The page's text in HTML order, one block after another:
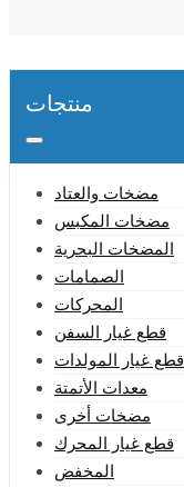
منتجات
مضخات والعتاد
مضخات المكبس
المضخات البحرية
الصمامات
المحركات
قطع غيار السفن
قطع غيار المولدات
معدات الأتمتة
مضخات أخرى
قطع غيار المحرك
المخفض